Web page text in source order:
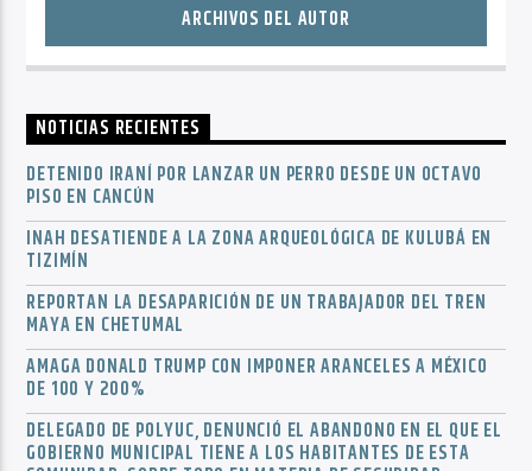
ARCHIVOS DEL AUTOR
NOTICIAS RECIENTES
DETENIDO IRANÍ POR LANZAR UN PERRO DESDE UN OCTAVO
PISO EN CANCÚN
INAH DESATIENDE A LA ZONA ARQUEOLÓGICA DE KULUBÁ EN
TIZIMÍN
REPORTAN LA DESAPARICIÓN DE UN TRABAJADOR DEL TREN
MAYA EN CHETUMAL
AMAGA DONALD TRUMP CON IMPONER ARANCELES A MÉXICO
DE 100 Y 200%
DELEGADO DE POLYUC, DENUNCIÓ EL ABANDONO EN EL QUE EL
GOBIERNO MUNICIPAL TIENE A LOS HABITANTES DE ESTA